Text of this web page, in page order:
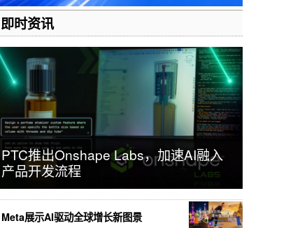
即时资讯
PTC推出Onshape Labs，加速AI融入
产品开发流程
Meta展示AI驱动全球增长新图景